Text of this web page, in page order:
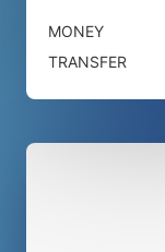
MONEY
TRANSFER